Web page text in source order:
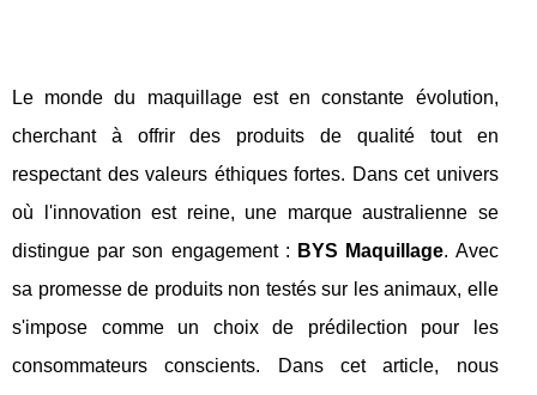
Le monde du maquillage est en constante évolution,
cherchant à offrir des produits de qualité tout en
respectant des valeurs éthiques fortes. Dans cet univers
où l'innovation est reine, une marque australienne se
distingue par son engagement : BYS Maquillage. Avec
sa promesse de produits non testés sur les animaux, elle
s'impose comme un choix de prédilection pour les
consommateurs conscients. Dans cet article, nous